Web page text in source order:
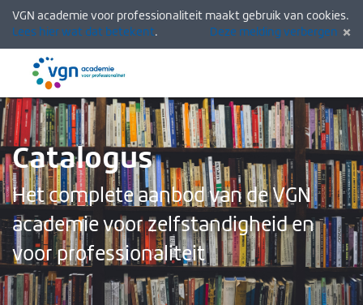
VGN academie voor professionaliteit maakt gebruik van cookies.
Lees hier wat dat betekent. Deze melding verbergen
Menu
Catalogus
Het complete aanbod van de VGN
academie voor zelfstandigheid en
voor professionaliteit